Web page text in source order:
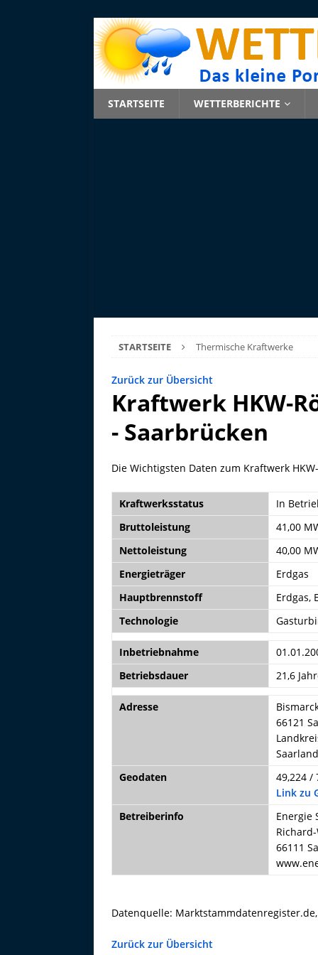
STARTSEITE WETTERBERICHTE
STARTSEITE Thermische Kraftwerke
Zurück zur Übersicht
Kraftwerk HKW-
- Saarbrücken
Die Wichtigsten Daten zum Kraftwerk
Kraftwerksstatus
In
Bruttoleistung
41,00
Nettoleistung
40,00
Energieträger
Erdgas
Hauptbrennstoff
Erdgas,
Technologie
Inbetriebnahme
Betriebsdauer
21,6
Adresse
66121
Saarland
Geodaten
49,224 /
Link zu
Betreiberinfo
Energie
66111
Datenquelle:
Zurück zur Übersicht